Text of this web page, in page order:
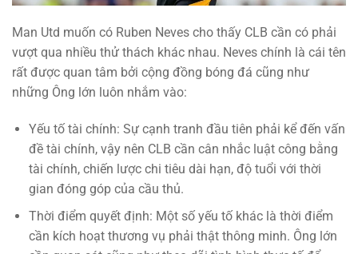
Man Utd muốn có Ruben Neves cho thấy CLB cần có phải
vượt qua nhiều thử thách khác nhau. Neves chính là cái tên
rất được quan tâm bởi cộng đồng bóng đá cũng như
những Ông lớn luôn nhắm vào:
Yếu tố tài chính: Sự cạnh tranh đầu tiên phải kể đến vấn
đề tài chính, vậy nên CLB cần cân nhắc luật công bằng
tài chính, chiến lược chi tiêu dài hạn, độ tuổi với thời
gian đóng góp của cầu thủ.
Thời điểm quyết định: Một số yếu tố khác là thời điểm
cần kích hoạt thương vụ phải thật thông minh. Ông lớn